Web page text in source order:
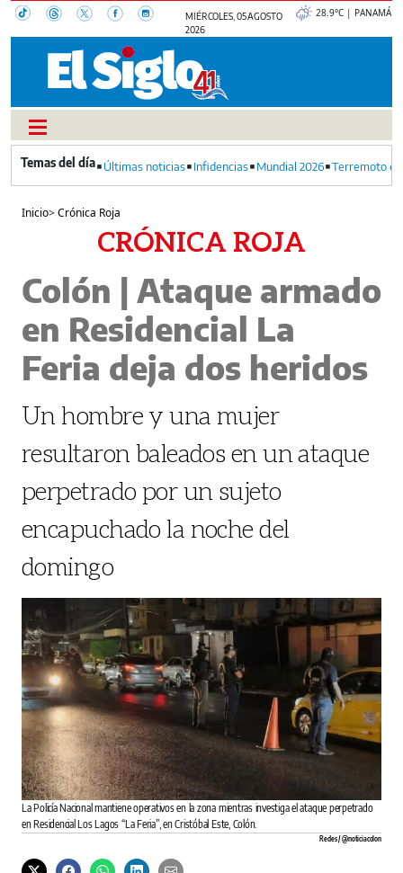
MIÉRCOLES, 05 AGOSTO
2026
28.9°C | PANAMÁ
Últimas noticias Infidencias Mundial 2026 Terremoto
Inicio>Crónica Roja
CRÓNICA ROJA
Colón | Ataque armado
en Residencial La
Feria deja dos heridos
Un hombre y una mujer
resultaron baleados en un ataque
perpetrado por un sujeto
encapuchado la noche del
domingo
La Policía Nacional mantiene operativos en la zona mientras investiga el ataque perpetrado
en Residencial Los Lagos “La Feria”, en Cristóbal Este, Colón.
Redes / @noticiacolon